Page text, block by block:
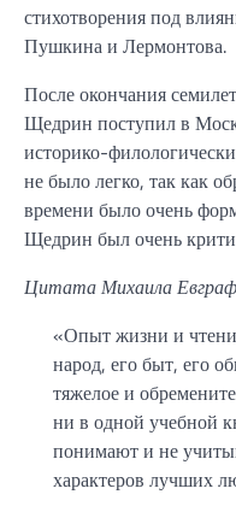
стихотворения под
Пушкина и Лермонтова.
После окончания
Щедрин поступил в
историко-
не было легко, так как
времени было очень
Щедрин был очень
Цитата Михаила
«Опыт жизни и
народ, его быт, его
тяжелое и
ни в одной учебной
понимают и не
характеров лучших